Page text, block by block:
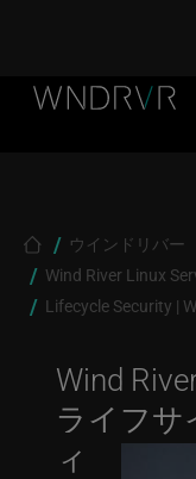
Skip to main content
Header
ウインドリバー
Wind River Linux
Lifecycle Security |
Wind
ライフサ
ィ